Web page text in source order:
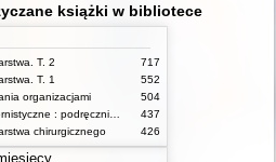
książki w bibliotece
T. 2
717
T. 1
552
organizacjami
504
437
chirurgicznego
426